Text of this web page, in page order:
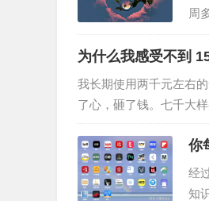
周
人
为什么我感受不到
我长期使用两千元左右
了心，砸了钱。七千大
说中的用四五年不卡。
你
经
知